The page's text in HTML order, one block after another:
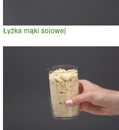
Łyżka mąki sojowej